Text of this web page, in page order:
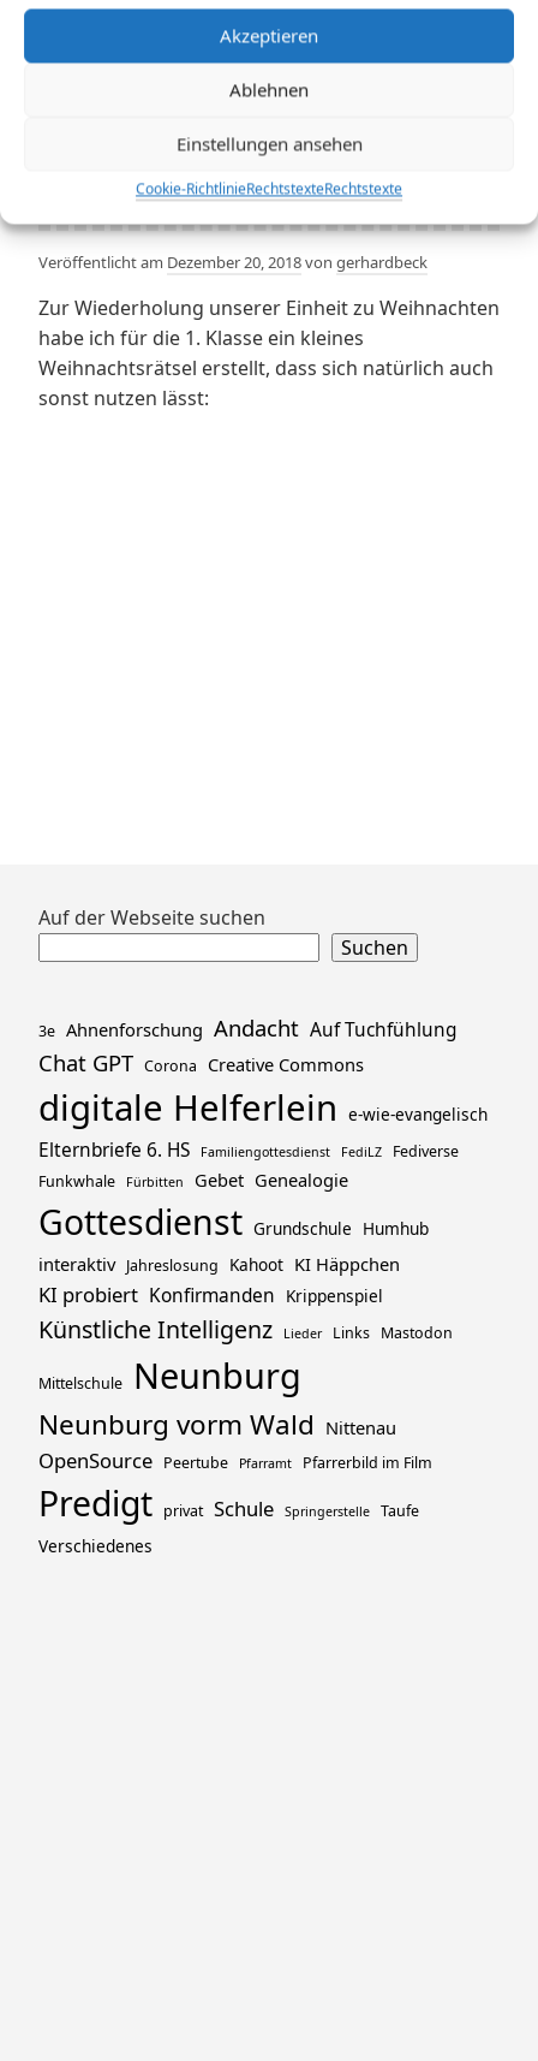
Akzeptieren
Ablehnen
Einstellungen ansehen
Cookie-RichtlinieRechtstexteRechtstexte
Kleines
Weihnachtsrätsel
für die erste Klasse
Veröffentlicht am Dezember 20, 2018von gerhardbeck
Zur Wiederholung unserer Einheit zu Weihnachten
habe ich für die 1. Klasse ein kleines
Weihnachtsrätsel erstellt, dass sich natürlich auch
sonst nutzen lässt:
Zum
Auf der Webseite suchen
Suchen
3e Ahnenforschung Andacht Auf Tuchfühlung
Chat GPT Corona Creative Commons
digitale Helferlein e-wie-evangelisch
Elternbriefe 6. HS Familiengottesdienst FediLZ
Fediverse
Funkwhale
Fürbitten Gebet Genealogie
Gottesdienst Grundschule Humhub
interaktiv Jahreslosung Kahoot KI Häppchen
KI probiert Konfirmanden Krippenspiel
Künstliche Intelligenz Lieder Links Mastodon
Mittelschule Neunburg
Neunburg vorm Wald Nittenau
OpenSource Peertube Pfarramt Pfarrerbild im Film
Predigt privat Schule Springerstelle Taufe
Verschiedenes